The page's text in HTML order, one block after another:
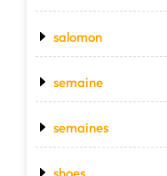
salomon
semaine
semaines
shoes